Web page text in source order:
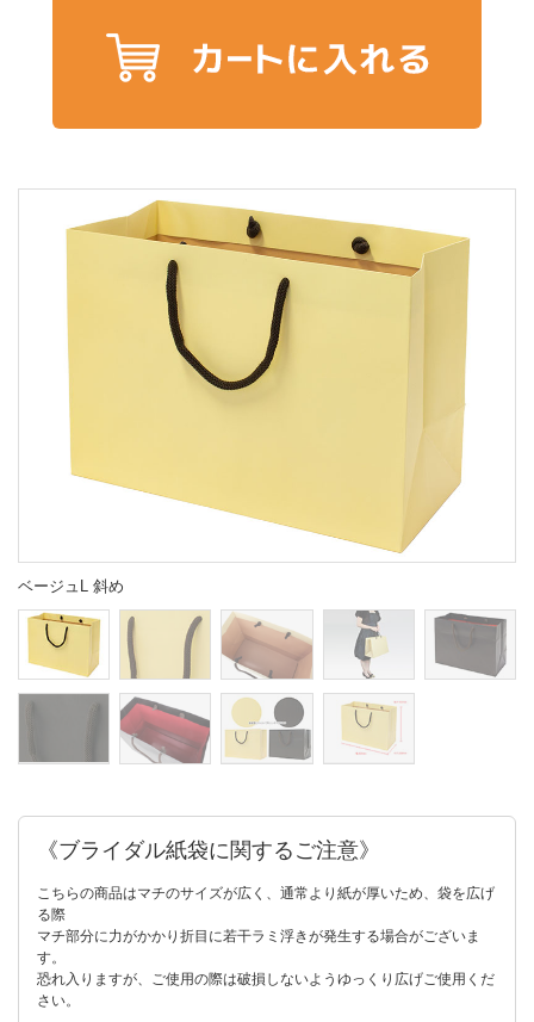
ベージュL 斜め
《ブライダル紙袋に関するご注意》
こちらの商品はマチのサイズが広く、通常より紙が厚いため、袋を広げ
る際
マチ部分に力がかかり折目に若干ラミ浮きが発生する場合がございま
す。
恐れ入りますが、ご使用の際は破損しないようゆっくり広げご使用くだ
さい。